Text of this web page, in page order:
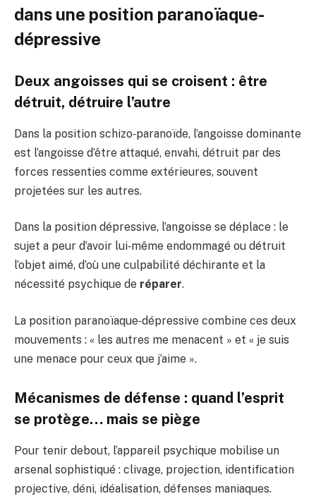
dans une position paranoïaque-
dépressive
Deux angoisses qui se croisent : être
détruit, détruire l’autre
Dans la position schizo‑paranoïde, l’angoisse dominante
est l’angoisse d’être attaqué, envahi, détruit par des
forces ressenties comme extérieures, souvent
projetées sur les autres.
Dans la position dépressive, l’angoisse se déplace : le
sujet a peur d’avoir lui‑même endommagé ou détruit
l’objet aimé, d’où une culpabilité déchirante et la
nécessité psychique de réparer.
La position paranoïaque‑dépressive combine ces deux
mouvements : « les autres me menacent » et « je suis
une menace pour ceux que j’aime ».
Mécanismes de défense : quand l’esprit
se protège… mais se piège
Pour tenir debout, l’appareil psychique mobilise un
arsenal sophistiqué : clivage, projection, identification
projective, déni, idéalisation, défenses maniaques.